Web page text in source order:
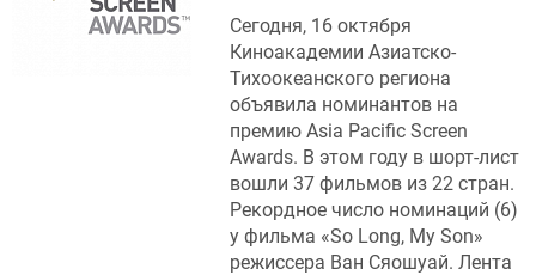
Сегодня, 16 октября
Киноакадемии Азиатско-
Тихоокеанского региона
объявила номинантов на
премию Asia Pacific Screen
Awards. В этом году в шорт-лист
вошли 37 фильмов из 22 стран.
Рекордное число номинаций (6)
у фильма «So Long, My Son»
режиссера Ван Сяошуай. Лента